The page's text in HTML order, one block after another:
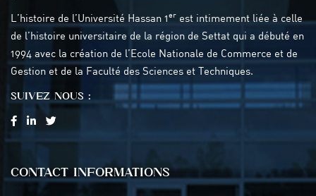
L’histoire de l’Université Hassan 1er est intimement liée à celle
de l’histoire universitaire de la région de Settat qui a débuté en
1994 avec la création de l’Ecole Nationale de Commerce et de
Gestion et de la Faculté des Sciences et Techniques.
SUIVEZ NOUS :
CONTACT INFORMATIONS